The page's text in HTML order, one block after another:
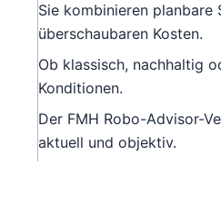
Sie kombinieren
überschaubaren Kosten.
Ob klassisch, nachhaltig
Konditionen.
Der FMH Robo-Advisor-
aktuell und objektiv.